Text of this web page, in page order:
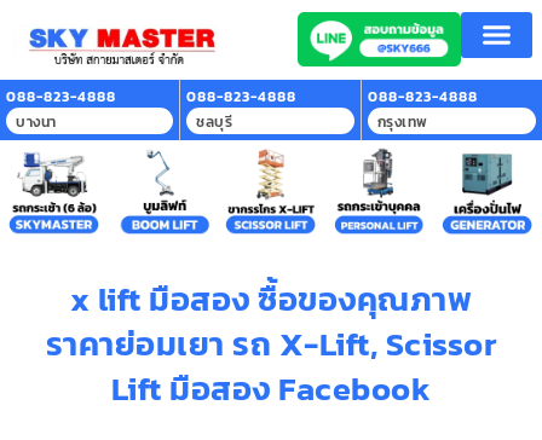
088-823-4888
บางนา
088-823-4888
ชลบุรี
088-823-4888
กรุงเทพ
x lift มือสอง ซื้อของคุณภาพ
ราคาย่อมเยา รถ X-Lift, Scissor
Lift มือสอง Facebook